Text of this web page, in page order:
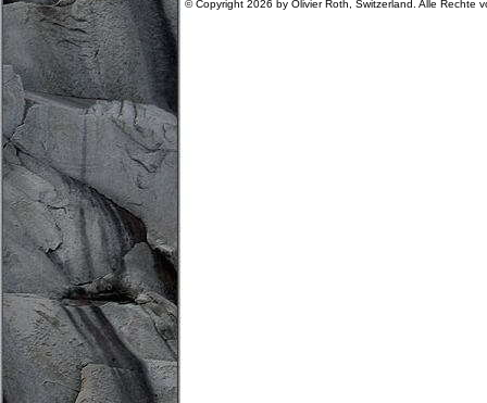
© Copyright 2026 by Olivier Roth, Switzerland. Alle Rechte